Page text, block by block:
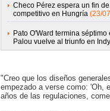
Checo Pérez espera un fin
competitivo en Hungría (23/
Pato O'Ward termina
Palou vuelve al triunfo en
"Creo que los diseños
empezado a verse como: 'Oh,
años de las regulaciones,